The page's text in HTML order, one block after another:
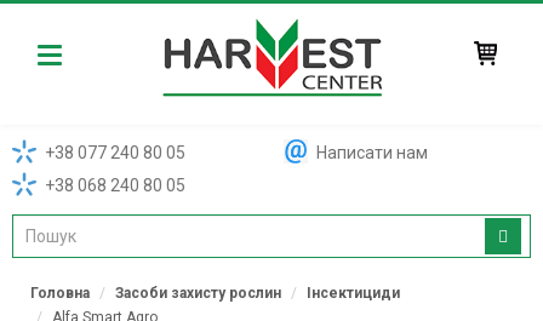
Harvest
+38 077 240 80 05
+38 068 240 80 05
Написати нам
Головна Засоби захисту рослин
Інсектициди
Alfa Smart Agro